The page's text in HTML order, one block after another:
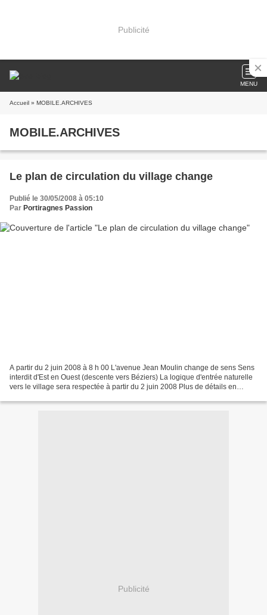
Publicité
MENU
Accueil » MOBILE.ARCHIVES
MOBILE.ARCHIVES
Le plan de circulation du village change
Publié le 30/05/2008 à 05:10
Par Portiragnes Passion
A partir du 2 juin 2008 à 8 h 00 L'avenue Jean Moulin change de sens Sens
interdit d'Est en Ouest (descente vers Béziers) La logique d'entrée naturelle
vers le village sera respectée à partir du 2 juin 2008 Plus de détails en
Publicité